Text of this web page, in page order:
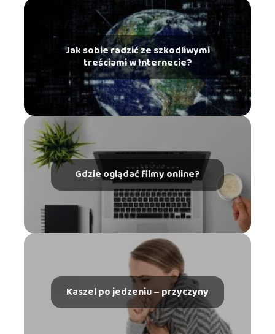
Jak sobie radzić ze szkodliwymi
treściami w Internecie?
Gdzie oglądać filmy online?
Kaszel po jedzeniu – przyczyny